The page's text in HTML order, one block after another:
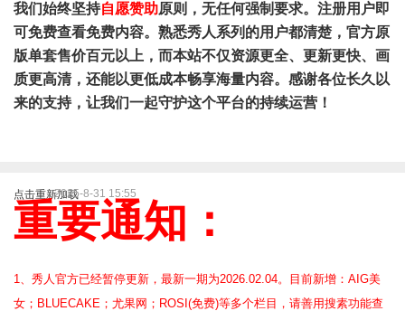
我们始终坚持自愿赞助原则，无任何强制要求。注册用户即
可免费查看免费内容。熟悉秀人系列的用户都清楚，官方原
版单套售价百元以上，而本站不仅资源更全、更新更快、画
质更高清，还能以更低成本畅享海量内容。感谢各位长久以
来的支持，让我们一起守护这个平台的持续运营！
点击重新加载2025-8-31 15:55
重要通知：
1、秀人官方已经暂停更新，最新一期为2026.02.04。目前新增：AIG美
女；BLUECAKE；尤果网；ROSI(免费)等多个栏目，请善用搜素功能查